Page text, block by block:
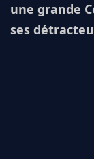
une grande
ses